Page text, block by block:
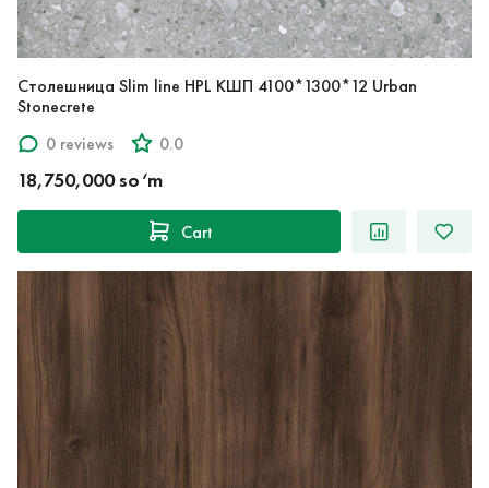
Столешница Slim line HPL КШП 4100*1300*12 Urban
Stonecrete
0 reviews
0.0
18,750,000 so‘m
Cart